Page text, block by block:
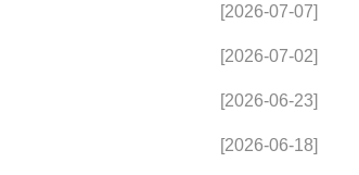
[2026-07-07]
[2026-07-02]
[2026-06-23]
[2026-06-18]